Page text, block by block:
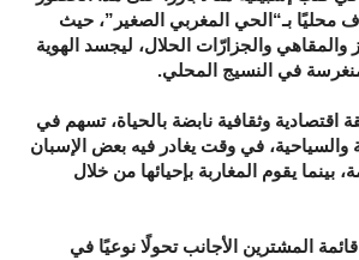
محليًا بـ“الحي المغربي الصغير”، حيث
والمقاهي والجزارّات الحلال، ليجسد الهوية
في النسيج المحلي.
وثقافية نابضة بالحياة، تسهم في
والسياحية، في وقت يغادر فيه بعض الإسبان
بينما يقوم المغاربة بإحيائها من خلال
المشترين الأجانب تحولًا نوعيًا في